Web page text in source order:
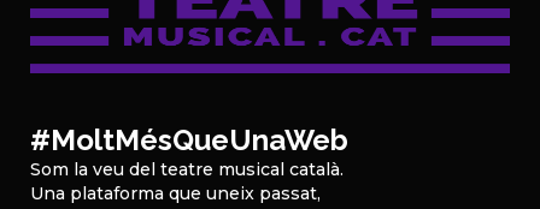
#MoltMésQueUnaWeb
Som la veu del teatre musical català.
Una plataforma que uneix passat,